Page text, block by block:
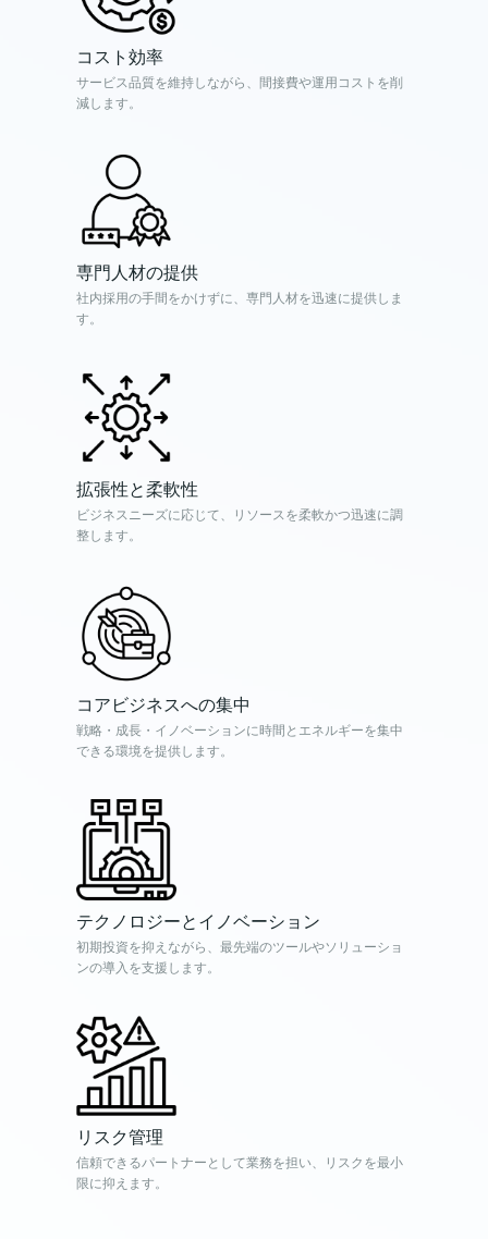
コスト効率
サービス品質を維持しながら、間接費や運用コストを削
減します。
専門人材の提供
社内採用の手間をかけずに、専門人材を迅速に提供しま
す。
拡張性と柔軟性
ビジネスニーズに応じて、リソースを柔軟かつ迅速に調
整します。
コアビジネスへの集中
戦略・成長・イノベーションに時間とエネルギーを集中
できる環境を提供します。
テクノロジーとイノベーション
初期投資を抑えながら、最先端のツールやソリューショ
ンの導入を支援します。
リスク管理
信頼できるパートナーとして業務を担い、リスクを最小
限に抑えます。